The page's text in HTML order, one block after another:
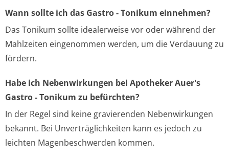
Wann sollte ich das Gastro - Tonikum einnehmen?
Das Tonikum sollte idealerweise vor oder während der
Mahlzeiten eingenommen werden, um die Verdauung zu
fördern.
Habe ich Nebenwirkungen bei Apotheker Auer's
Gastro - Tonikum zu befürchten?
In der Regel sind keine gravierenden Nebenwirkungen
bekannt. Bei Unverträglichkeiten kann es jedoch zu
leichten Magenbeschwerden kommen.